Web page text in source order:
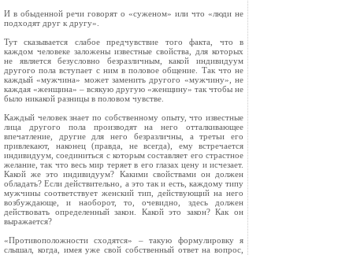
И в обыденной речи говорят о «суженом» или что «люди не
подходят друг к другу».
Тут сказывается слабое предчувствие того факта, что в
каждом человеке заложены известные свойства, для которых
не является безусловно безразличным, какой индивидуум
другого пола вступает с ним в половое общение. Так что не
каждый «мужчина» может заменить другого «мужчину», не
каждая «женщина» – всякую другую «женщину» так чтобы не
было никакой разницы в половом чувстве.
Каждый человек знает по собственному опыту, что известные
лица другого пола производят на него отталкивающее
впечатление, другие для него безразличны, а третьи его
привлекают, наконец (правда, не всегда), ему встречается
индивидуум, соединиться с которым составляет его страстное
желание, так что весь мир теряет в его глазах цену и исчезает.
Какой же это индивидуум? Какими свойствами он должен
обладать? Если действительно, а это так и есть, каждому типу
мужчины соответствует женский тип, действующий на него
возбуждающе, и наоборот, то, очевидно, здесь должен
действовать определенный закон. Какой это закон? Как он
выражается?
«Противоположности сходятся» – такую формулировку я
слышал, когда, имея уже свой собственный ответ на вопрос,